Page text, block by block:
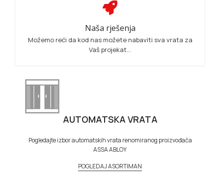
Naša rješenja
Možemo reći da kod nas možete nabaviti sva vrata za
Vaš projekat...
AUTOMATSKA VRATA
Pogledajte izbor automatskih vrata renomiranog proizvođača
ASSA ABLOY
POGLEDAJ ASORTIMAN